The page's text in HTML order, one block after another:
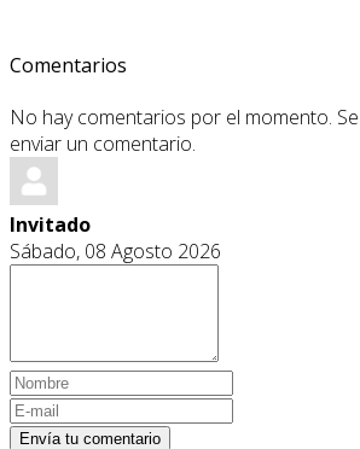
Comentarios
No hay comentarios por el momento.
enviar un comentario.
Invitado
Sábado, 08 Agosto 2026
Envía tu comentario